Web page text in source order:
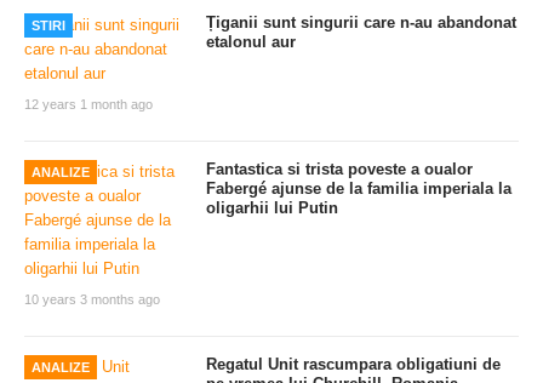
STIRI
12 years 1 month ago
Țiganii sunt singurii care n-au abandonat
etalonul aur
ANALIZE
10 years 3 months ago
Fantastica si trista poveste a oualor
Fabergé ajunse de la familia imperiala la
oligarhii lui Putin
ANALIZE
Regatul Unit rascumpara obligatiuni de